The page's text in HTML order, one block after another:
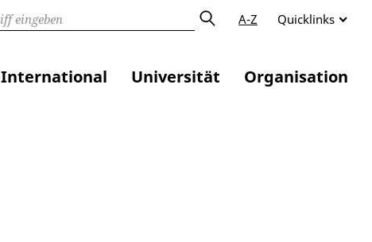
A-Z Quicklinks
International Universität Organisation